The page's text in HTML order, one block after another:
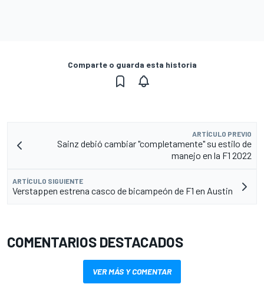
Comparte o guarda esta historia
ARTÍCULO PREVIO
Sainz debió cambiar "completamente" su estilo de
manejo en la F1 2022
ARTÍCULO SIGUIENTE
Verstappen estrena casco de bicampeón de F1 en Austin
COMENTARIOS DESTACADOS
VER MÁS Y COMENTAR